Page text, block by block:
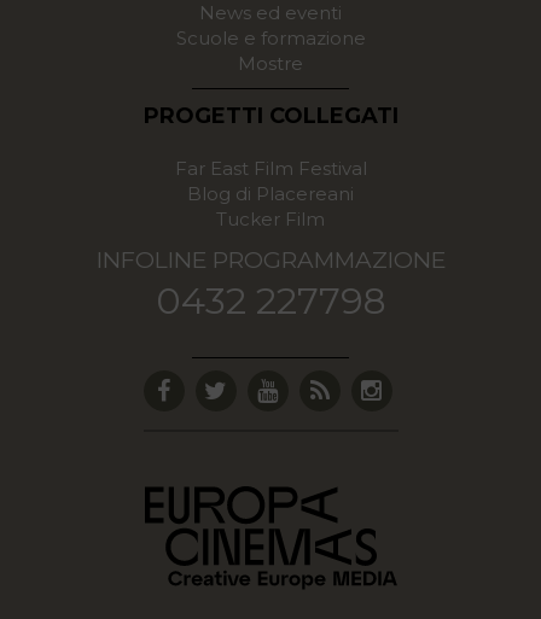
News ed eventi
Scuole e formazione
Mostre
PROGETTI COLLEGATI
Far East Film Festival
Blog di Placereani
Tucker Film
INFOLINE PROGRAMMAZIONE
0432 227798